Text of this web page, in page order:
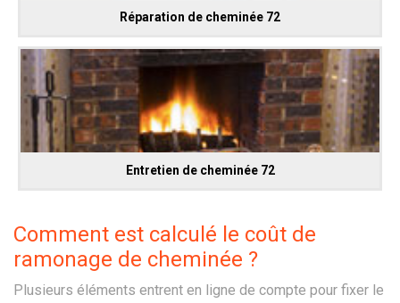
Réparation de cheminée 72
Entretien de cheminée 72
Comment est calculé le coût de
ramonage de cheminée ?
Plusieurs éléments entrent en ligne de compte pour fixer le